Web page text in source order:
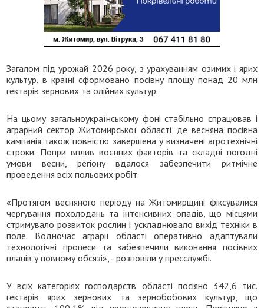
Загалом під урожай 2026 року, з урахуванням озимих і ярих
культур, в країні сформовано посівну площу понад 20 млн
гектарів зернових та олійних культур.
На цьому загальноукраїнському фоні стабільно спрацював і
аграрний сектор Житомирської області, де весняна посівна
кампанія також повністю завершена у визначені агротехнічні
строки. Попри вплив воєнних факторів та складні погодні
умови весни, регіону вдалося забезпечити ритмічне
проведення всіх польових робіт.
«Протягом весняного періоду на Житомирщині фіксувалися
чергування похолодань та інтенсивних опадів, що місцями
стримувало розвиток рослин і ускладнювало вихід техніки в
поле. Водночас аграрії області оперативно адаптували
технологічні процеси та забезпечили виконання посівних
планів у повному обсязі», - розповіли у пресслужбі.
У всіх категоріях господарств області посіяно 342,6 тис.
гектарів ярих зернових та зернобобових культур, що